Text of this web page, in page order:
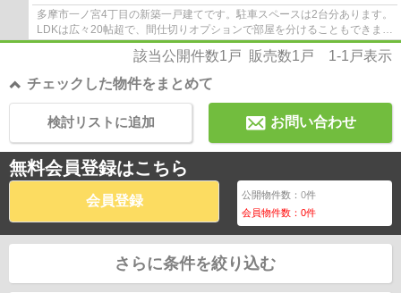
多摩市一ノ宮4丁目の新築一戸建てです。駐車スペースは2台分あります。
LDKは広々20帖超で、間仕切りオプションで部屋を分けることもできま
す。エコジョーズや床暖房等、設備も充実して...
該当公開件数1 戸 販売数1 戸 1-1 戸表示
チェックした物件をまとめて
お問い合わせ
検討リストに追加
無料会員登録はこちら
会員登録 公開物件数：0件
会員物件数：0件
さらに条件を絞り込む